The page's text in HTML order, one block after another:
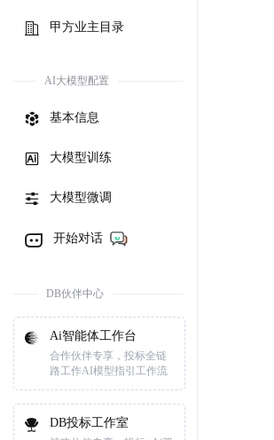
甲方业主目录
AI大模型配置
基本信息
大模型训练
大模型微调
开始对话
DB伙伴中心
Ai智能体工作台
合作伙伴专享，投标全链
路工作AI模型指引工作流
DB投标工作室